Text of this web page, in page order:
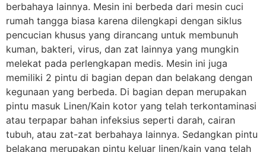
berbahaya lainnya. Mesin ini berbeda dari mesin cuci
rumah tangga biasa karena dilengkapi dengan siklus
pencucian khusus yang dirancang untuk membunuh
kuman, bakteri, virus, dan zat lainnya yang mungkin
melekat pada perlengkapan medis. Mesin ini juga
memiliki 2 pintu di bagian depan dan belakang dengan
kegunaan yang berbeda. Di bagian depan merupakan
pintu masuk Linen/Kain kotor yang telah terkontaminasi
atau terpapar bahan infeksius seperti darah, cairan
tubuh, atau zat-zat berbahaya lainnya. Sedangkan pintu
belakang merupakan pintu keluar linen/kain yang telah